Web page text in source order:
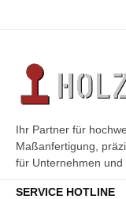
Ihr Partner für
Maßanfertigung,
für Unternehmen und
SERVICE HOTLINE